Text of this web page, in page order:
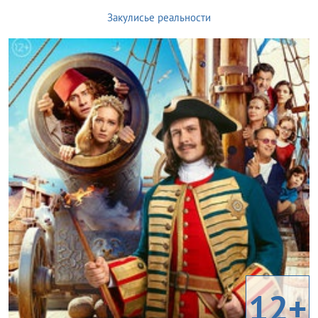
Закулисье реальности
12+